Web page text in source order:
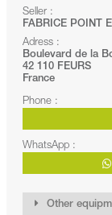
Seller :
FABRICE POINT
Adress :
Boulevard de la
42 110 FEURS
France
Phone :
WhatsApp :
Other